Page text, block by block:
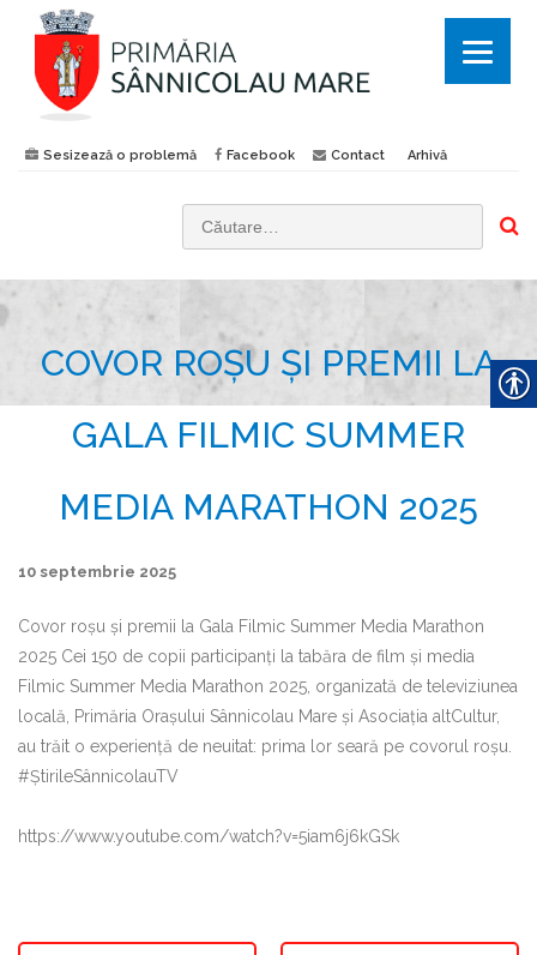
Sesizează o problemă Facebook Contact Arhivă
COVOR ROȘU ȘI PREMII LA
GALA FILMIC SUMMER
MEDIA MARATHON 2025
10 septembrie 2025
Covor roșu și premii la Gala Filmic Summer Media Marathon
2025 Cei 150 de copii participanți la tabăra de film și media
Filmic Summer Media Marathon 2025, organizată de televiziunea
locală, Primăria Orașului Sânnicolau Mare și Asociația altCultur,
au trăit o experiență de neuitat: prima lor seară pe covorul roșu.
#ȘtirileSânnicolauTV
https://www.youtube.com/watch?v=5iam6j6kGSk